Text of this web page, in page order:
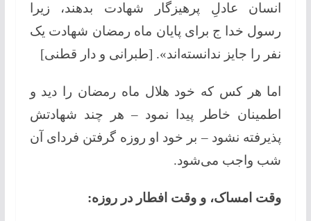
انسان عادلِ پرهیزگار شهادت بدهند، زیرا
رسول خدا ج برای پایان ماه رمضان شهادت یک
نفر را جایز ندانسته‌اند». [طبرانی و دار قطنی]
اما هر کس که خود هلال ماه رمضان را دید و
اطمینان خاطر پیدا نمود – هر چند شهادتش
پذیرفته نشود – بر خود او روزه گرفتن فردای آن
شب واجب می‌شود.
وقت امساک، و وقت افطار در روزه: